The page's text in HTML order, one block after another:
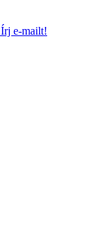
Írj e-mailt!